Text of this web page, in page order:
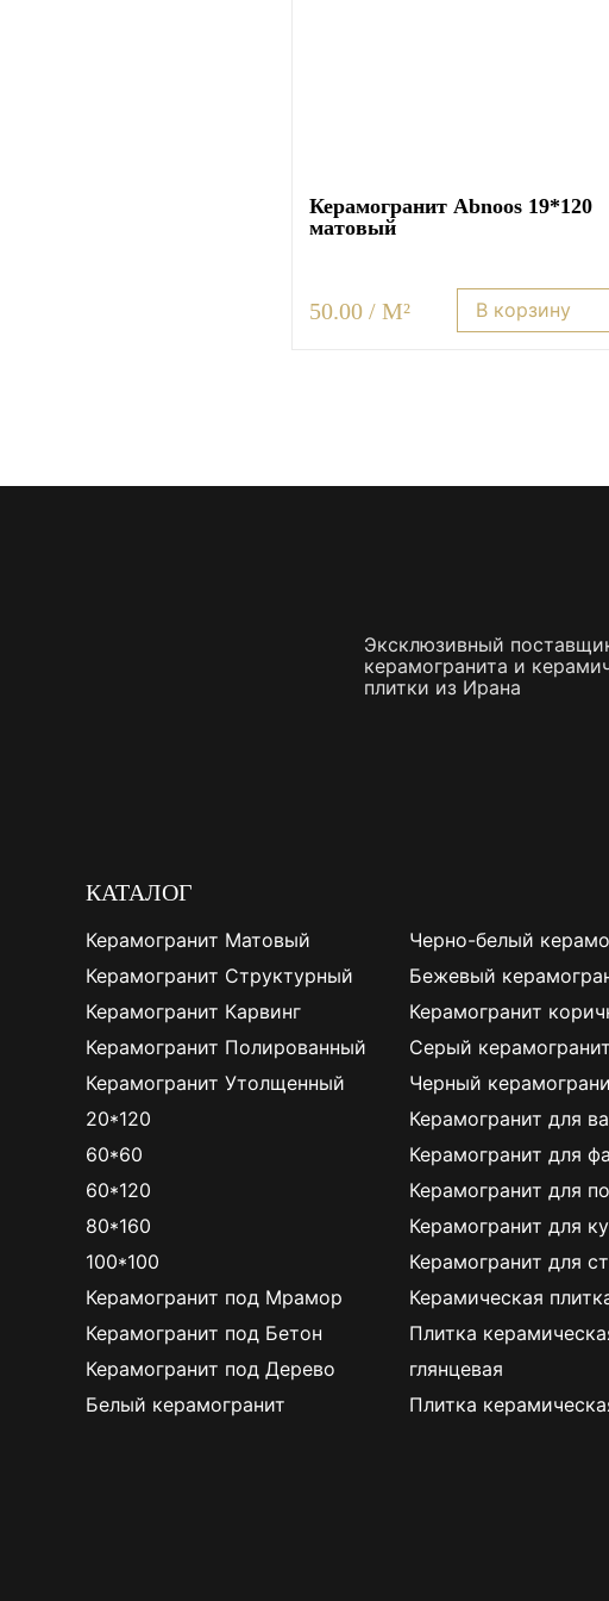
Керамогранит Abnoos 19*120
матовый
50.00 / M² В корзину
Эксклюзивный
керамогранита и
плитки из Ирана
КАТАЛОГ
Керамогранит Матовый
Керамогранит Структурный
Керамогранит Карвинг
Керамогранит Полированный
Керамогранит Утолщенный
20*120
60*60
60*120
80*160
100*100
Керамогранит под Мрамор
Керамогранит под Бетон
Керамогранит под Дерево
Белый керамогранит
Черно-белый
Бежевый
Керамогранит
Серый керамогранит
Черный
Керамогранит для
Керамогранит для
Керамогранит для
Керамогранит для
Керамогранит для
Керамическая
Плитка
глянцевая
Плитка